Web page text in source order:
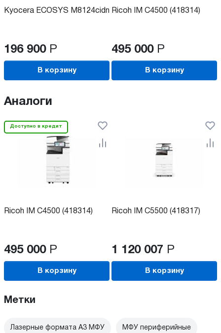
Kyocera ECOSYS M8124cidn
196 900 Р
В корзину
Ricoh IM C4500 (418314)
495 000 Р
В корзину
Аналоги
Доступно в кредит
Ricoh IM C4500 (418314)
495 000 Р
В корзину
Ricoh IM C5500 (418317)
1 120 007 Р
В корзину
Метки
Лазерные формата А3 МФУ МФУ периферийные